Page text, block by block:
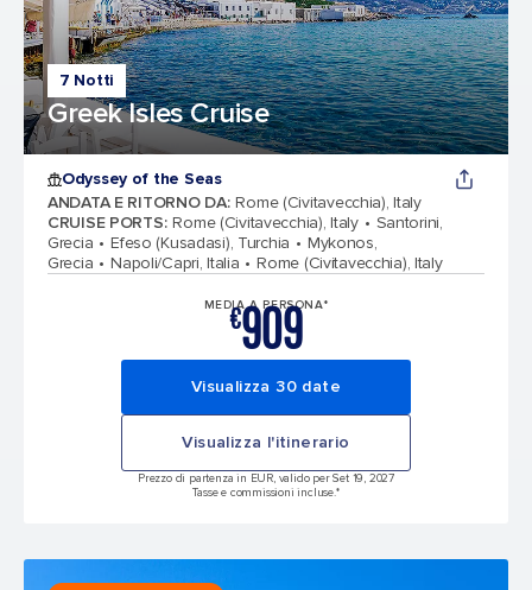
7 Notti
Greek Isles Cruise
Odyssey of the Seas
ANDATA E RITORNO DA: Rome (Civitavecchia), Italy
CRUISE PORTS: Rome (Civitavecchia), Italy
Santorini,
Grecia
Efeso (Kusadasi), Turchia
Mykonos,
Grecia
Napoli/Capri, Italia Rome (Civitavecchia), Italy
MEDIA A PERSONA*
€909
Visualizza 30 date
Visualizza l'itinerario
Prezzo di partenza in EUR, valido per Set 19, 2027
Tasse e commissioni incluse.*